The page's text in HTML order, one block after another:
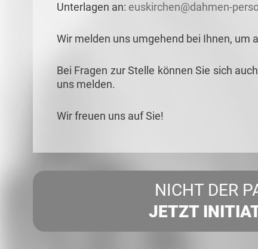
Unterlagen an: euskirchen@dahmen-
Wir melden uns umgehend bei Ihnen, um
Bei Fragen zur Stelle können Sie sich
uns melden.
Wir freuen uns auf Sie!
NICHT DER
JETZT